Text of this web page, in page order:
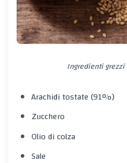
Ingredienti
Arachidi tostate (91%)
Zucchero
Olio di colza
Sale